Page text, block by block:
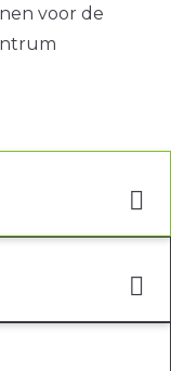
voor de